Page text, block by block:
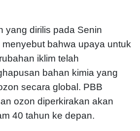
yang dirilis pada Senin
bahwa upaya untuk
iklim telah
bahan kimia yang
secara global. PBB
ozon diperkirakan akan
40 tahun ke depan.